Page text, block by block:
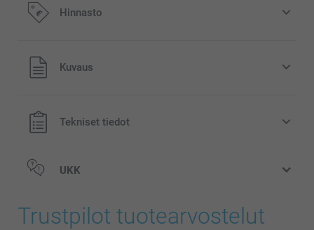
Hinnasto
Kaikki hinnat ovat euroina, sisältävät arvonlisäveron ja
eivät sisällä postikuluja.
Kuvaus
Tekniset tiedot
UKK
Trustpilot tuotearvostelut